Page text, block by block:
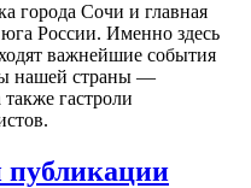
города Сочи и главная
России. Именно здесь
важнейшие события
нашей страны —
гастроли
публикации